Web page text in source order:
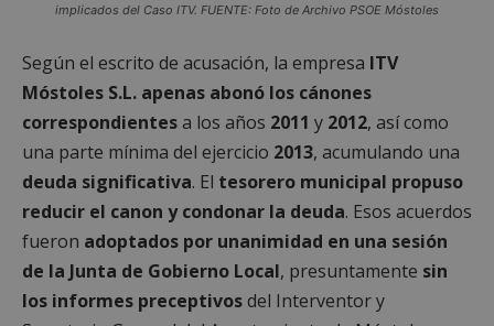
implicados del Caso ITV. FUENTE: Foto de Archivo PSOE Móstoles
Según el escrito de acusación, la empresa ITV
Móstoles S.L. apenas abonó los cánones
correspondientesa los años 2011 y 2012, así como
una parte mínima del ejercicio 2013, acumulando una
deuda significativa. El tesorero municipal propuso
reducir el canon y condonar la deuda. Esos acuerdos
fueron adoptados por unanimidad en una sesión
de la Junta de Gobierno Local, presuntamente sin
los informes preceptivosdel Interventor y